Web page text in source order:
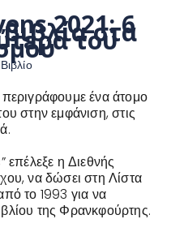
2021: 6
στα
του
Βιβλίο
ένα άτομο
στην εμφάνιση, στις
επέλεξε η Διεθνής
να δώσει στη Λίστα
το 1993 για να
της Φρανκφούρτης.